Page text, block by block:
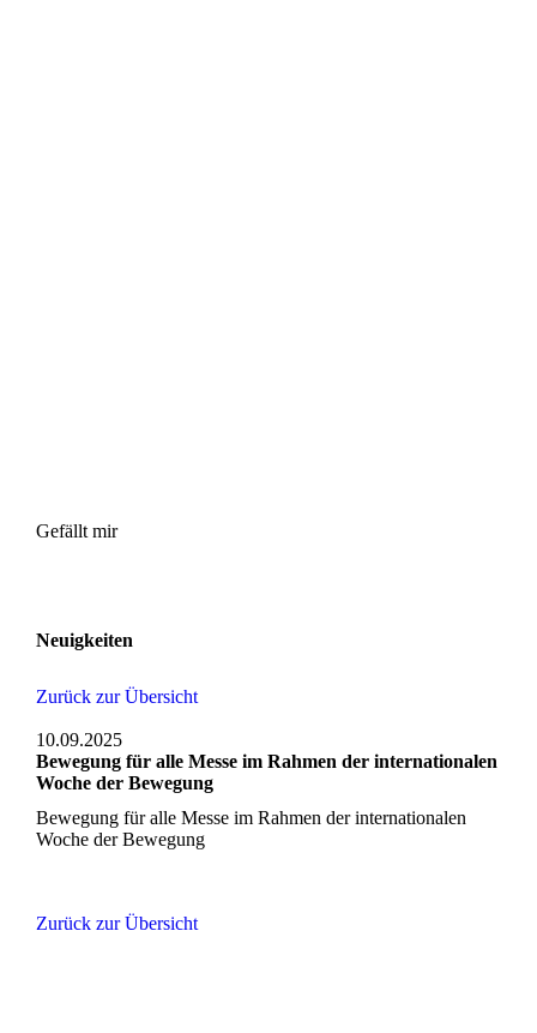
Gefällt mir
Neuigkeiten
Zurück zur Übersicht
10.09.2025
Bewegung für alle Messe im Rahmen der internationalen
Woche der Bewegung
Bewegung für alle Messe im Rahmen der internationalen
Woche der Bewegung
Zurück zur Übersicht